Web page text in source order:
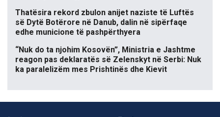
Thatësira rekord zbulon anijet naziste të Luftës
së Dytë Botërore në Danub, dalin në sipërfaqe
edhe municione të pashpërthyera
“Nuk do ta njohim Kosovën”, Ministria e Jashtme
reagon pas deklaratës së Zelenskyt në Serbi: Nuk
ka paralelizëm mes Prishtinës dhe Kievit